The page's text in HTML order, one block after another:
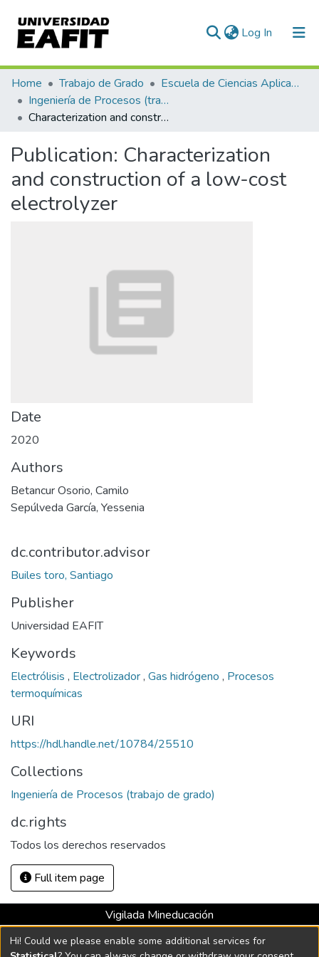
Log In (current)
Communities & Collections
All of DSpace
Home Trabajo de Grado
Escuela de Ciencias Aplicadas e Ingeniería
Ingeniería de Procesos (trabajo de grado)
Characterization and construction of a low-cost electrolyzer
Publication: Characterization
and construction of a low-cost
electrolyzer
Date
2020
Authors
Betancur Osorio, Camilo
Sepúlveda García, Yessenia
dc.contributor.advisor
Builes toro, Santiago
Publisher
Universidad EAFIT
Keywords
Electrólisis , Electrolizador, Gas hidrógeno , Procesos
termoquímicas
URI
https://hdl.handle.net/10784/25510
Collections
Ingeniería de Procesos (trabajo de grado)
dc.rights
Todos los derechos reservados
Full item page
Vigilada Mineducación
Universidad con Acreditación Institucional hasta 2026 -
Resolución MEN 2158 de 2018
Hi! Could we please enable some additional services for